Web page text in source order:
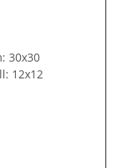
30x30
12x12